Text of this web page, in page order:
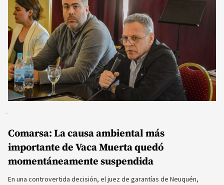
Comarsa: La causa ambiental más
importante de Vaca Muerta quedó
momentáneamente suspendida
En una controvertida decisión, el juez de garantías de Neuquén,